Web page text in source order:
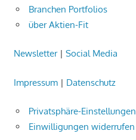
Branchen Portfolios
über Aktien-Fit
Newsletter| Social Media
Impressum| Datenschutz
Privatsphäre-Einstellungen
Einwilligungen widerrufen